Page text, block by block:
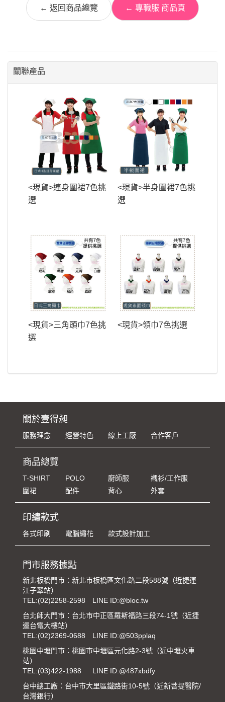
← 返回商品總覽 ← 專職服 商品頁
關聯產品
<現貨>連身圍裙7色挑
選
<現貨>半身圍裙7色挑
選
<現貨>三角頭巾7色挑
選
<現貨>領巾7色挑選
關於壹得昶
服務理念 經營特色 線上工廠 合作客戶
商品總覽
T-SHIRT POLO 廚師服
襯衫/工作服
圍裙
配件 背心 外套
印繡款式
各式印刷 電腦繡花 款式設計加工
門市服務據點
新北板橋門市：新北市板橋區文化路二段588號（近捷運
江子翠站）
TEL:(02)2258-2598
LINE ID:@bloc.tw
台北師大門市：台北市中正區羅斯福路三段74-1號（近捷
運台電大樓站）
TEL:(02)2369-0688
LINE ID:@503pplaq
桃園中壢門市：桃園市中壢區元化路2-3號（近中壢火車
站）
TEL:(03)422-1988
LINE ID:@487xbdfy
台中總工廠：台中市大里區鐵路街10-5號（近新菩提醫院/
台灣銀行）